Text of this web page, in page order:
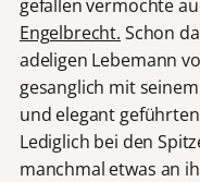
gefallen vermochte
Engelbrecht. Schon
adeligen Lebemann
gesanglich mit
und elegant
Lediglich bei den
manchmal etwas an